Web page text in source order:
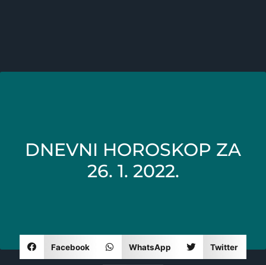
DNEVNI HOROSKOP ZA
26. 1. 2022.
Facebook WhatsApp Twitter